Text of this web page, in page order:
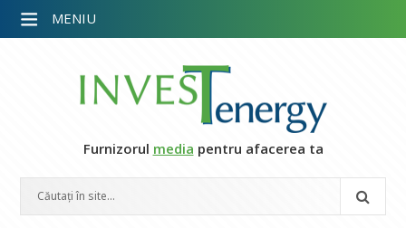
Furnizorul media pentru afacerea ta
MENIU